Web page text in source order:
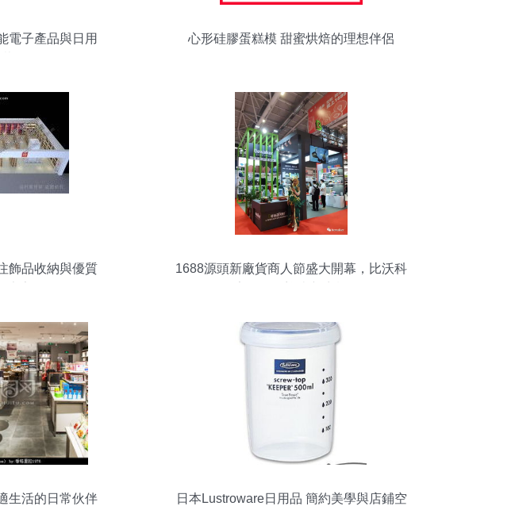
電子產品與日用
心形硅膠蛋糕模 甜蜜烘焙的理想伴侶
飾品收納與優質
1688源頭新廠貨商人節盛大開幕，比沃科
生活的日常伙伴
日本Lustroware日用品 簡約美學與店鋪空